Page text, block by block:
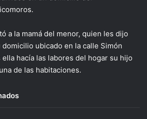
a la mamá del menor, quien les dijo
ubicado en la calle Simón
hacía las labores del hogar su hijo
de las habitaciones.